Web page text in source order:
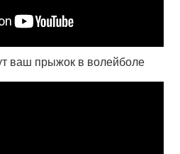
ваш прыжок в волейболе